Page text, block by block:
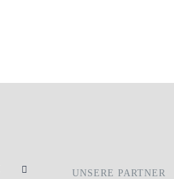
UNSERE PARTNER